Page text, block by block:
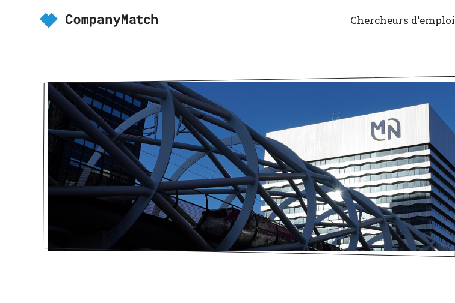
Chercheurs d'emploi